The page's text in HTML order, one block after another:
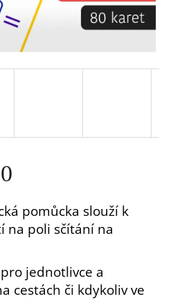
pomůcka slouží k
na poli sčítání na
jednotlivce a
cestách či kdykoliv ve
HLEDAT